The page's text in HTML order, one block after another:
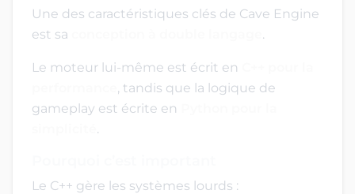
Une des caractéristiques clés de Cave Engine
est sa
.
Le moteur lui-même est écrit en
, tandis que la logique de
gameplay est écrite en
.
Le C++ gère les systèmes lourds :